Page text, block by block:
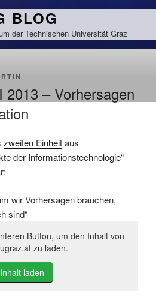
BLOG
der Technischen Universität Graz
– Vorhersagen
zweiten Einheitaus
der Informationstechnologie“
wir Vorhersagen brauchen,
sind“
Button, um den Inhalt von
zu laden.
Inhalt laden